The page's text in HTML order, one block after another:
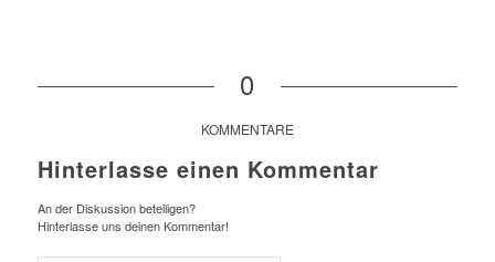
0
KOMMENTARE
Hinterlasse einen Kommentar
An der Diskussion beteiligen?
Hinterlasse uns deinen Kommentar!